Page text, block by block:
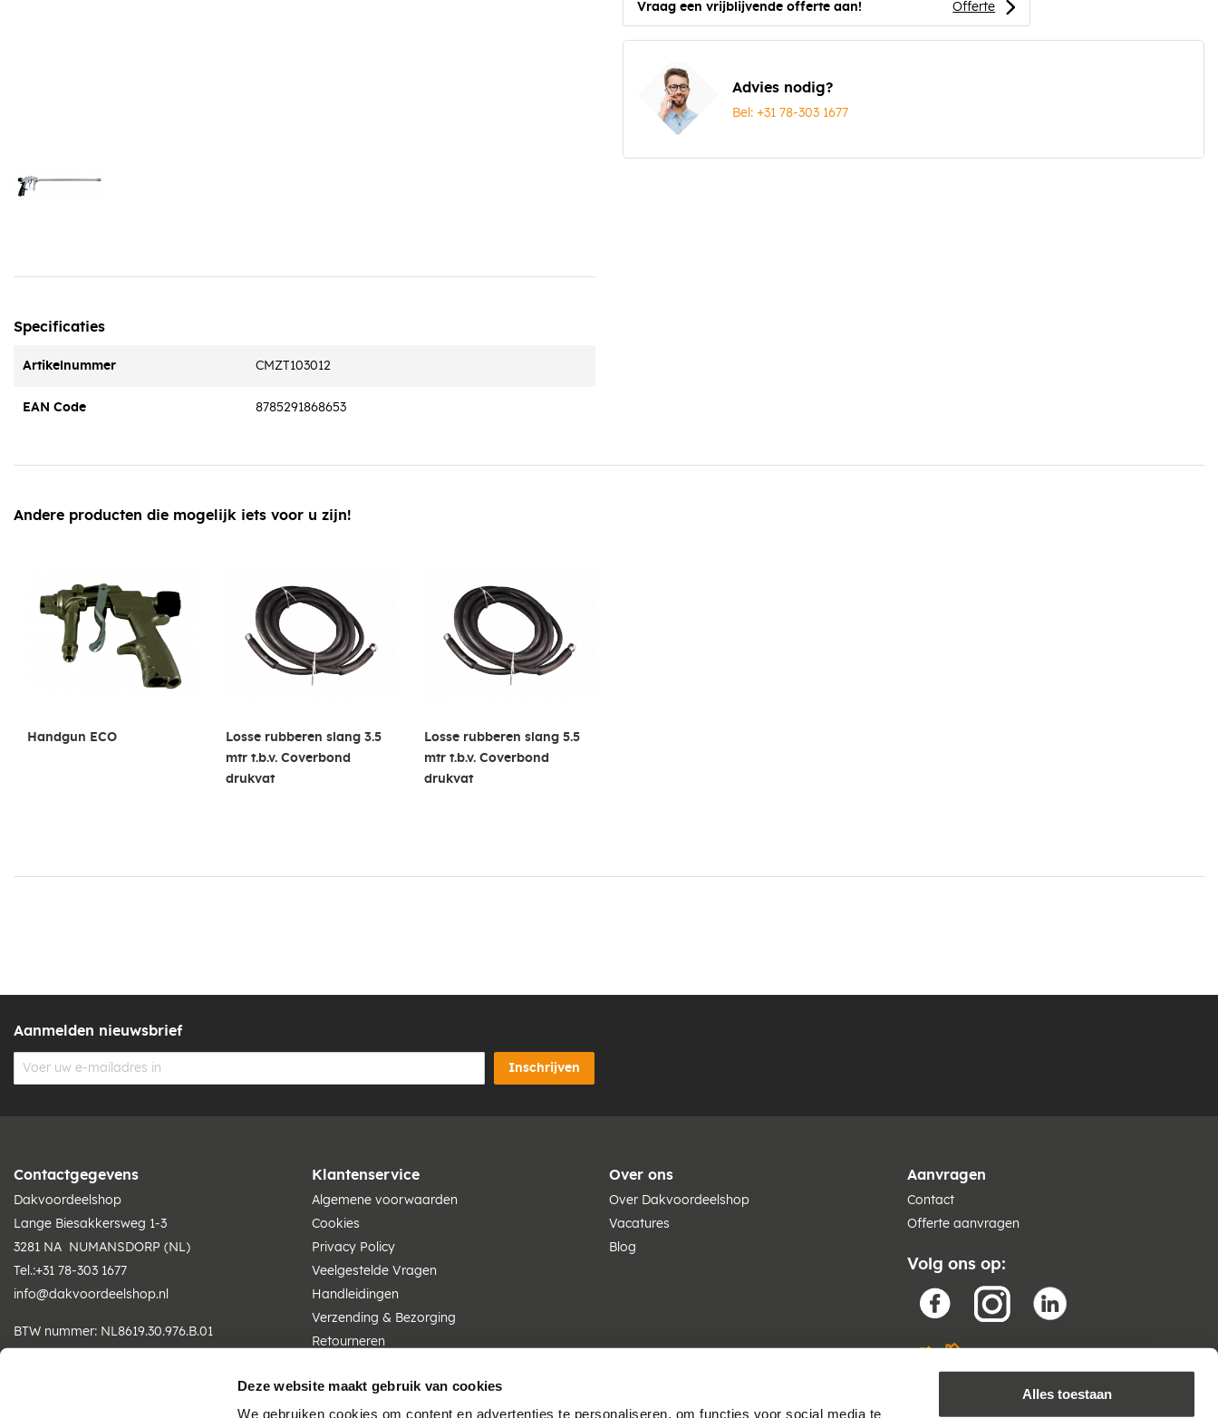
Deze website maakt gebruik van cookies
We gebruiken cookies om content en advertenties te personaliseren, om functies voor social media te
Alles toestaan
Vraag een vrijblijvende offerte aan! Offerte
Advies nodig?
Bel: +31 78-303 1677
Specificaties
Artikelnummer CMZT103012
EAN Code 8785291868653
Andere producten die mogelijk iets voor u zijn!
Handgun ECO
Losse rubberen slang 3.5
mtr t.b.v. Coverbond
drukvat
Losse rubberen slang 5.5
mtr t.b.v. Coverbond
drukvat
Aanmelden nieuwsbrief
Inschrijven
Contactgegevens
Dakvoordeelshop
Lange Biesakkersweg 1-3
3281 NA NUMANSDORP (NL)
Tel.:+31 78-303 1677
info@dakvoordeelshop.nl
BTW nummer: NL8619.30.976.B.01
Klantenservice
Algemene voorwaarden
Cookies
Privacy Policy
Veelgestelde Vragen
Handleidingen
Verzending & Bezorging
Retourneren
Over ons
Over Dakvoordeelshop
Vacatures
Blog
Aanvragen
Contact
Offerte aanvragen
Volg ons op: